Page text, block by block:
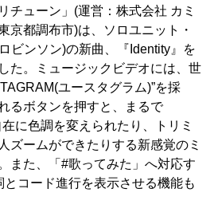
チューン」(運営：株式会社 カミ
京都調布市)は、ソロユニット・
ビンソン)の新曲、『Identity』を
た。ミュージックビデオには、世
ユースタグラム)”を採
るボタンを押すと、まるで
に色調を変えられたり、トリミ
ズームができたりする新感覚のミ
また、「#歌ってみた」へ対応す
コード進行を表示させる機能も